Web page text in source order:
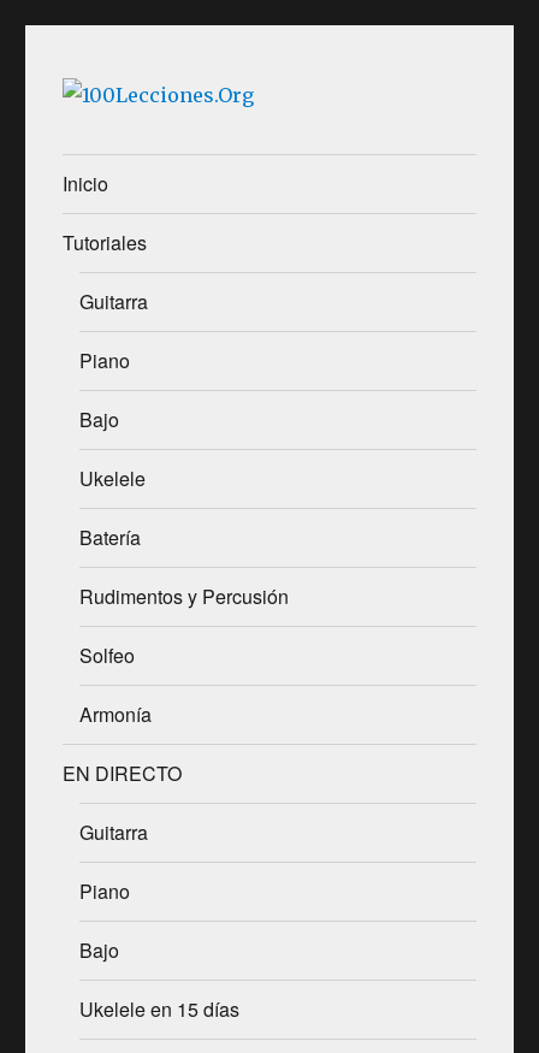
100Lecciones.Org
Inicio
Tutoriales
Guitarra
Piano
Bajo
Ukelele
Batería
Rudimentos y Percusión
Solfeo
Armonía
EN DIRECTO
Guitarra
Piano
Bajo
Ukelele en 15 días